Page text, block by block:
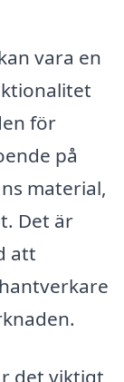
vara en
för
på
material,
Det är
att
det viktigt